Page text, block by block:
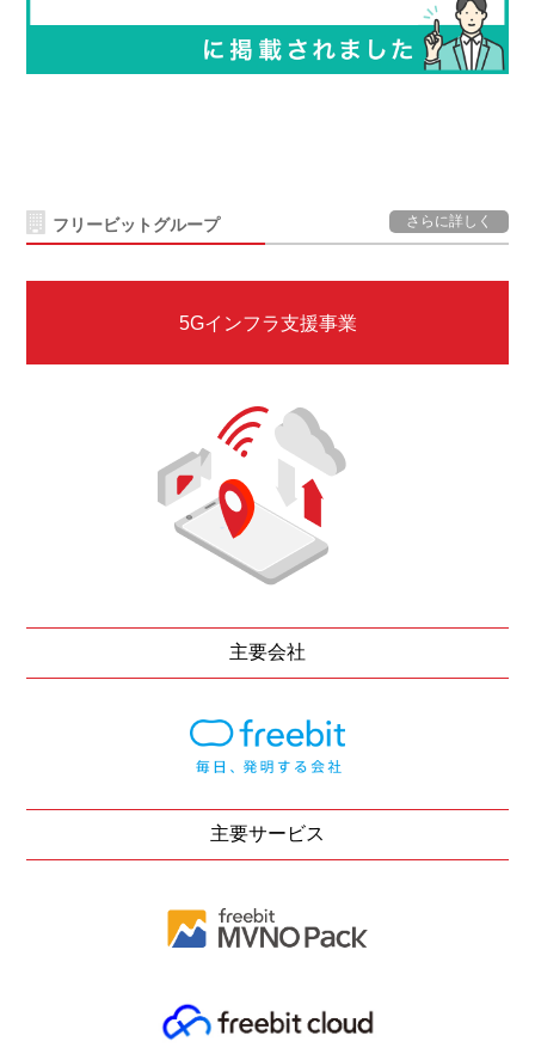
フリービットグループ さらに詳しく
5Gインフラ支援事業
主要会社
主要サービス